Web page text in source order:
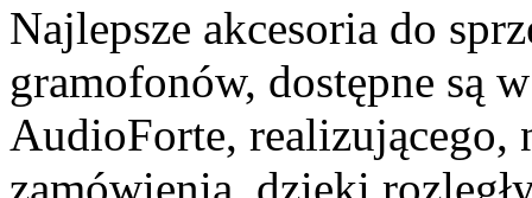
Najlepsze akcesoria do
gramofonów, dostępne są
AudioForte, realizującego,
zamówienia, dzięki